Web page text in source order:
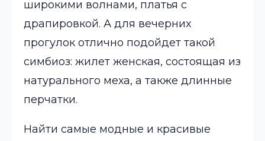
широкими волнами, платья с
драпировкой. А для вечерних
прогулок отлично подойдет такой
симбиоз: жилет женская, состоящая из
натурального меха, а также длинные
перчатки.
Найти самые модные и красивые